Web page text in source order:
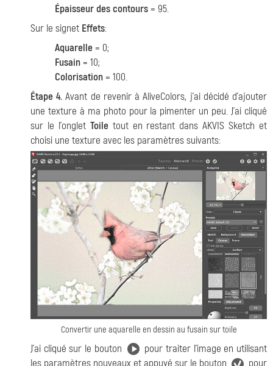
Épaisseur des contours= 95.
Sur le signet Effets:
Aquarelle= 0;
Fusain= 10;
Colorisation= 100.
Étape 4. Avant de revenir à AliveColors, j'ai décidé d'ajouter
une texture à ma photo pour la pimenter un peu. J'ai cliqué
sur le l’onglet Toiletout en restant dans AKVIS Sketch et
choisi une texture avec les paramètres suivants:
Convertir une aquarelle en dessin au fusain sur toile
J’ai cliqué sur le bouton
pour traiter l'image en utilisant